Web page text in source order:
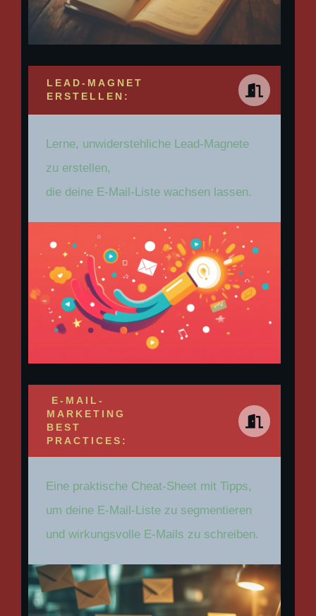
LEAD-MAGNET
ERSTELLEN:
Lerne, unwiderstehliche Lead-Magnete
zu erstellen,
die deine E-Mail-Liste wachsen lassen.
E-MAIL-
MARKETING
BEST
PRACTICES:
Eine praktische Cheat-Sheet mit Tipps,
um deine E-Mail-Liste zu segmentieren
und wirkungsvolle E-Mails zu schreiben.